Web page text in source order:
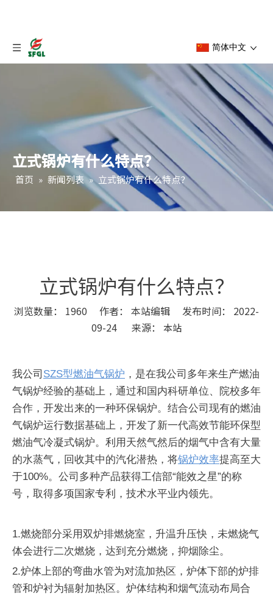
简体中文
立式锅炉有什么特点？
首页 » 新闻列表 » 立式锅炉有什么特点？
立式锅炉有什么特点？
浏览数量： 1960 作者： 本站编辑 发布时间： 2022-
09-24 来源： 本站
我公司 SZS型燃油气锅炉 ，是在我公司多年来生产燃油
气锅炉经验的基础上，通过和国内科研单位、院校多年
合作，开发出来的一种环保锅炉。结合公司现有的燃油
气锅炉运行数据基础上，开发了新一代高效节能环保型
燃油气冷凝式锅炉。利用天然气然后的烟气中含有大量
的水蒸气，回收其中的汽化潜热，将锅炉效率提高至大
于100%。公司多种产品获得工信部“能效之星”的称
号，取得多项国家专利，技术水平业内领先。
1.燃烧部分采用双炉排燃烧室，升温升压快，未燃烧气
体会进行二次燃烧，达到充分燃烧，抑烟除尘。
2.炉体上部的弯曲水管为对流加热区，炉体下部的炉排
管和炉衬为辐射加热区。炉体结构和烟气流动布局合